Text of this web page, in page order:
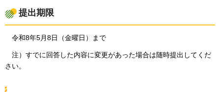
提出期限
令和8年5月8日（金曜日）まで
注）すでに回答した内容に変更があった場合は随時提出してくだ
さい。